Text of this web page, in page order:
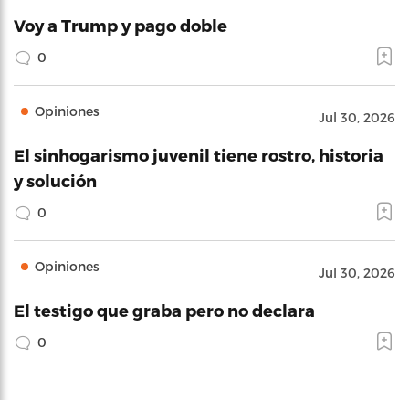
Voy a Trump y pago doble
0
Opiniones Jul 30, 2026
El sinhogarismo juvenil tiene rostro, historia
y solución
0
Opiniones Jul 30, 2026
El testigo que graba pero no declara
0